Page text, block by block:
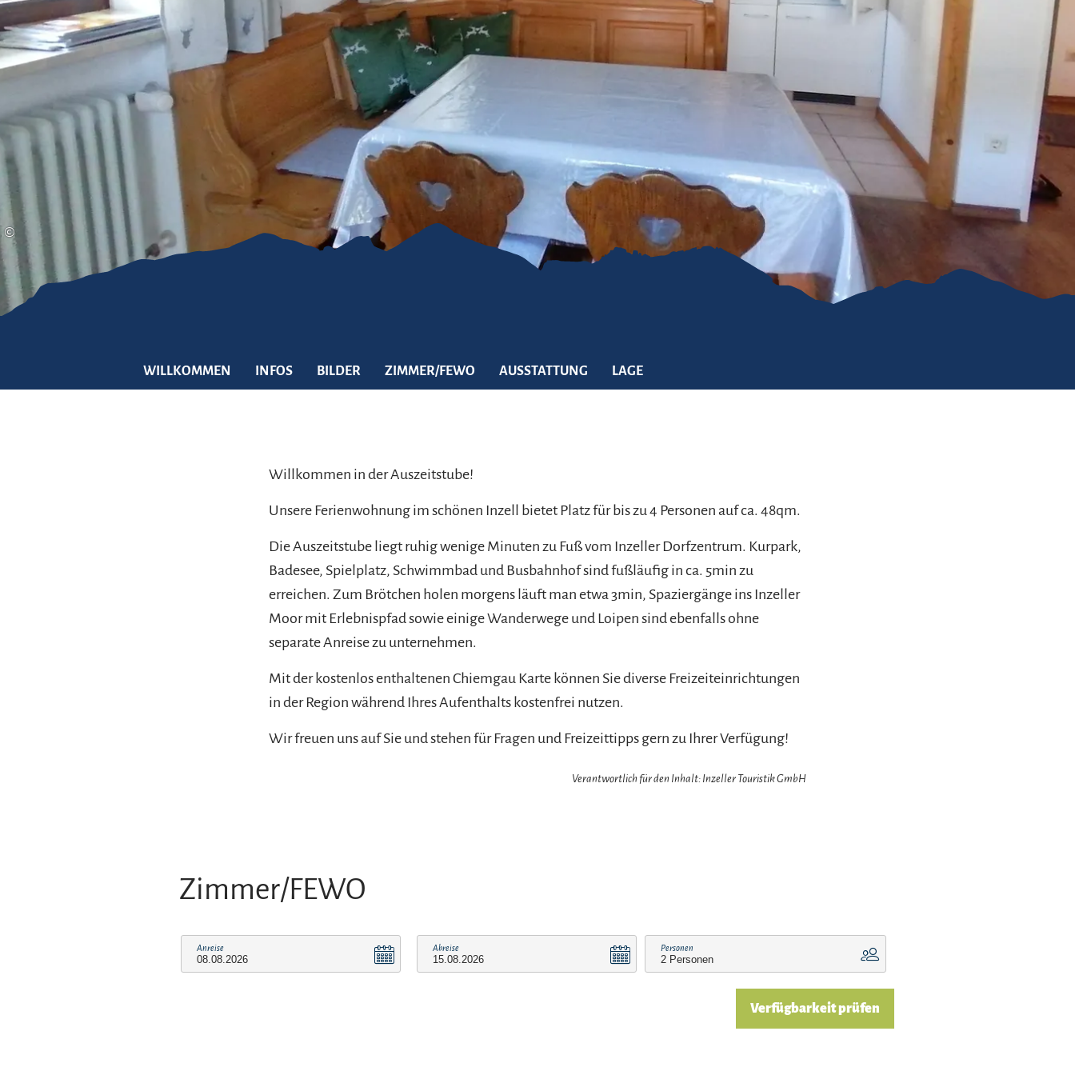
Gleitschirmfliegen &
Luftsport
Interaktive Vollbildkarte
Barrierefreiheit im
Chiemgau
Chiemgau G'schichten
©
WILLKOMMEN INFOS BILDER ZIMMER/FEWO AUSSTATTUNG LAGE
Willkommen in der Auszeitstube!
Unsere Ferienwohnung im schönen Inzell bietet Platz für bis zu 4 Personen auf ca. 48qm.
Die Auszeitstube liegt ruhig wenige Minuten zu Fuß vom Inzeller Dorfzentrum. Kurpark,
Badesee, Spielplatz, Schwimmbad und Busbahnhof sind fußläufig in ca. 5min zu
erreichen. Zum Brötchen holen morgens läuft man etwa 3min, Spaziergänge ins Inzeller
Moor mit Erlebnispfad sowie einige Wanderwege und Loipen sind ebenfalls ohne
separate Anreise zu unternehmen.
Mit der kostenlos enthaltenen Chiemgau Karte können Sie diverse Freizeiteinrichtungen
in der Region während Ihres Aufenthalts kostenfrei nutzen.
Wir freuen uns auf Sie und stehen für Fragen und Freizeittipps gern zu Ihrer Verfügung!
Verantwortlich für den Inhalt: Inzeller Touristik GmbH
Zimmer/FEWO
Anreise Abreise Personen
Verfügbarkeit prüfen